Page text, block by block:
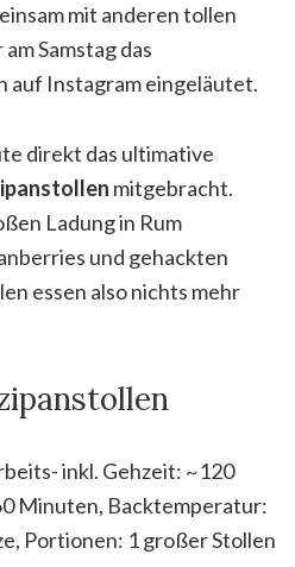
mit anderen tollen
Samstag das
auf Instagram eingeläutet.
direkt das ultimative
mitgebracht.
Ladung in Rum
und gehackten
essen also nichts mehr
inkl. Gehzeit: ~120
Minuten, Backtemperatur:
Portionen: 1 großer Stollen